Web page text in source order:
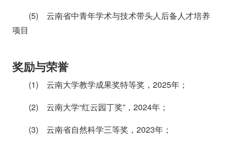
(5) 云南省中青年学术与技术带头人后备人才培养
项目
奖励与荣誉
(1) 云南大学教学成果奖特等奖，2025年；
(2) 云南大学“红云园丁奖”，2024年；
(3) 云南省自然科学三等奖，2023年；